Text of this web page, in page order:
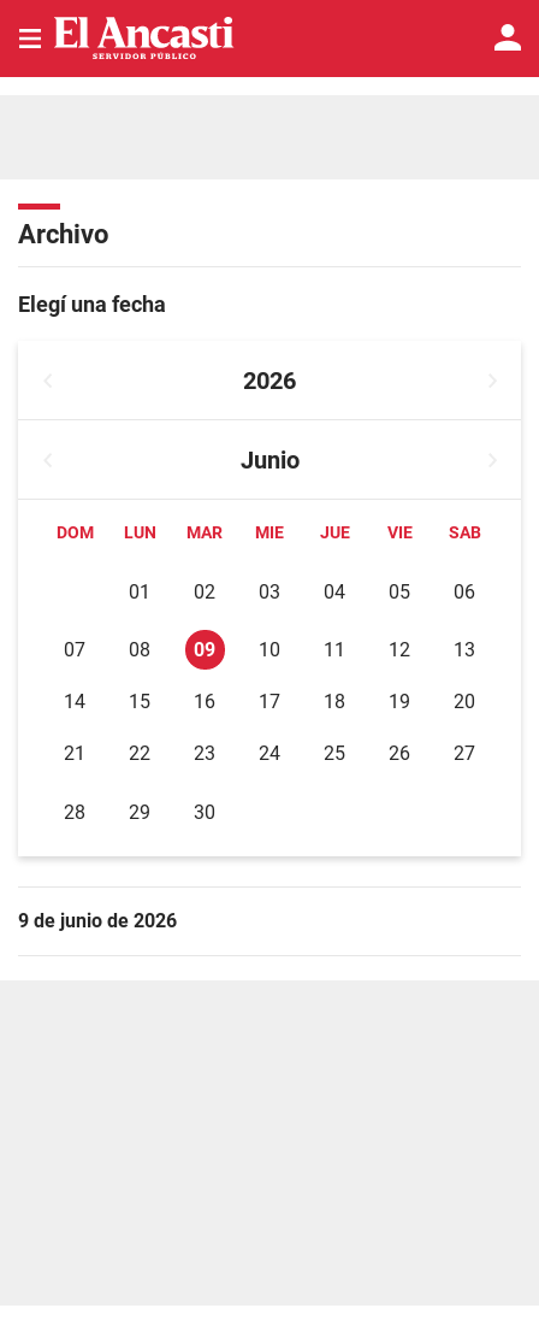
Archivo
Elegí una fecha
2026
Junio
DOM LUN MAR MIE JUE VIE SAB
01 02 03 04 05 06
07 08 09 10 11 12 13
14 15 16 17 18 19 20
21 22 23 24 25 26 27
28 29 30
9 de junio de 2026